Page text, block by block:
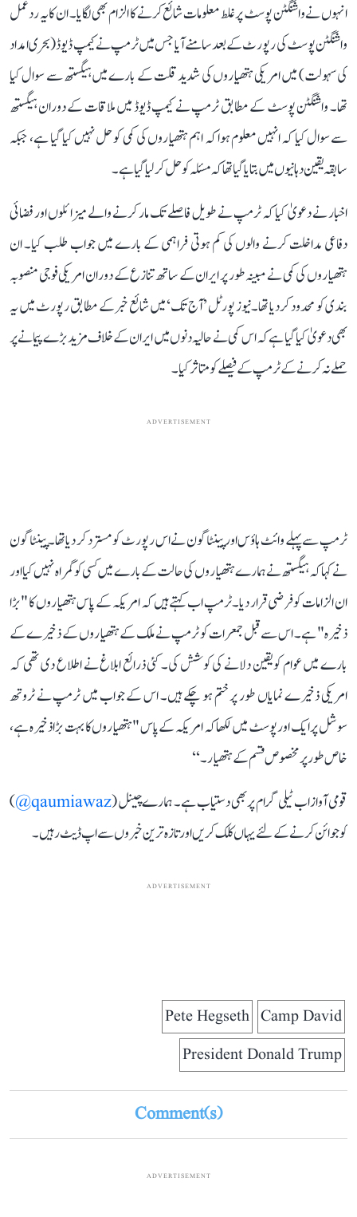
انہوں نے واشنگٹن پوسٹ پر غلط معلومات شائع کرنے کا الزام بھی لگایا۔ ان کا یہ ردعمل
واشنگٹن پوسٹ کی رپورٹ کے بعد سامنے آیا جس میں ٹرمپ نے کیمپ ڈیوڈ (بحری امداد
کی سہولت) میں امریکی ہتھیاروں کی شدید قلت کے بارے میں ہیگستھ سے سوال کیا
تھا۔ واشنگٹن پوسٹ کے مطابق ٹرمپ نے کیمپ ڈیوڈ میں ملاقات کے دوران ہیگستھ
سے سوال کیا کہ انہیں معلوم ہوا کہ اہم ہتھیاروں کی کمی کو حل نہیں کیا گیا ہے، جبکہ
سابقہ ​​یقین دہانیوں میں بتا یا گیا تھا کہ مسئلہ کو حل کر لیا گیا ہے۔
اخبار نے دعویٰ کیا کہ ٹرمپ نے طویل فاصلے تک مار کرنے والے میزائلوں اور فضائی
دفاعی مداخلت کرنے والوں کی کم ہوتی فراہمی کے بارے میں جواب طلب کیا۔ ان
ہتھیاروں کی کمی نے مبینہ طور پر ایران کے ساتھ تنازع کے دوران امریکی فوجی منصوبہ
بندی کو محدود کر دیا تھا۔نیوز پورٹل ’آج تک‘ میں شائع خبر کے مطابق رپورٹ میں یہ
بھی دعویٰ کیا گیا ہے کہ اس کمی نے حالیہ دنوں میں ایران کے خلاف مزید بڑے پیمانے پر
حملے نہ کرنے کے ٹرمپ کے فیصلے کو متاثر کیا۔
ADVERTISEMENT
ٹرمپ سے پہلے وائٹ ہاؤس اور پینٹاگون نے اس رپورٹ کو مسترد کر دیا تھا۔ پینٹاگون
نے کہا کہ ہیگستھ نے ہمارے ہتھیاروں کی حالت کے بارے میں کسی کو گمراہ نہیں کیا اور
ان الزامات کو فرضی قرار دیا۔ٹرمپ اب کہتے ہیں کہ امریکہ کے پاس ہتھیاروں کا "بڑا
ذخیرہ" ہے۔ اس سے قبل جمعرات کو ٹرمپ نے ملک کے ہتھیاروں کے ذخیرے کے
بارے میں عوام کو یقین دلانے کی کوشش کی۔ کئی ذرائع ابلاغ نے اطلاع دی تھی کہ
امریکی ذخیرے نمایاں طور پر ختم ہو چکے ہیں۔ اس کے جواب میں ٹرمپ نے ٹروتھ
سوشل پر ایک اور پوسٹ میں لکھا کہ امریکہ کے پاس "ہتھیاروں کا بہت بڑا ذخیرہ ہے،
خاص طور پر مخصوص قسم کے ہتھیار۔‘‘
قومی آواز اب ٹیلی گرام پر بھی دستیاب ہے۔ ہمارے چینل (qaumiawaz@
)
کو جوائن کرنے کے لئے یہاں کلک کریں اور تازہ ترین خبروں سے اپ ڈیٹ رہیں۔
ADVERTISEMENT
Camp David
Pete Hegseth
President Donald Trump
Comment(s)
ADVERTISEMENT